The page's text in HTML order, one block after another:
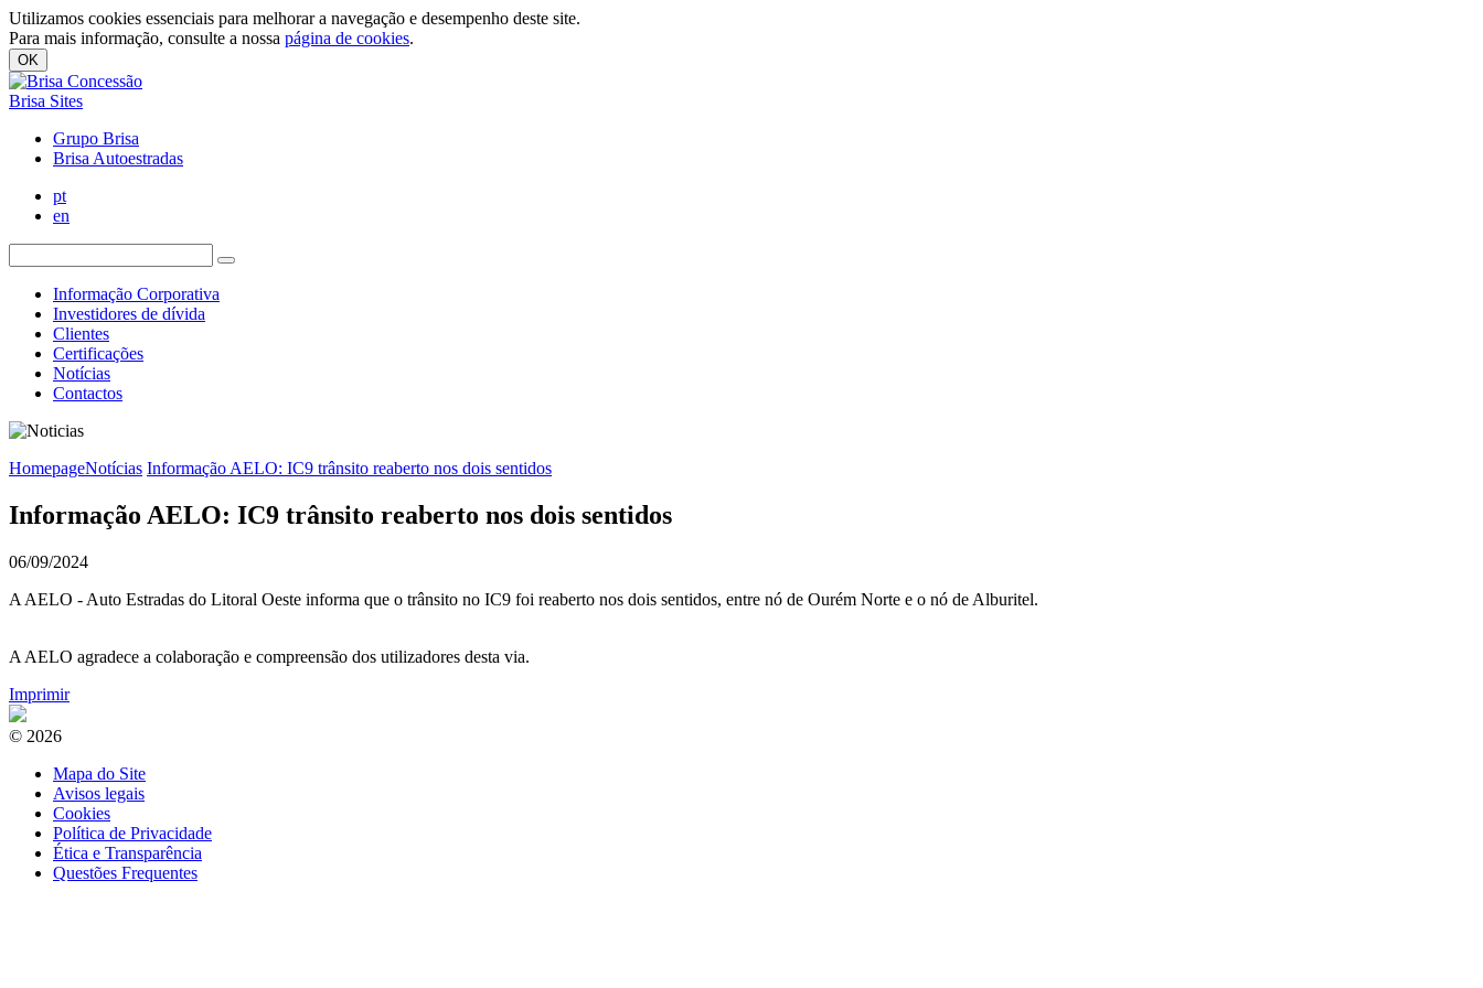
Utilizamos cookies essenciais para melhorar a navegação e desempenho deste site.
Para mais informação, consulte a nossa página de cookies.
OK
Brisa Sites
Grupo Brisa
Brisa Autoestradas
pt
en
Informação Corporativa
Investidores de dívida
Clientes
Certificações
Notícias
Contactos
HomepageNotícias Informação AELO: IC9 trânsito reaberto nos dois sentidos
Informação AELO: IC9 trânsito reaberto nos dois sentidos
06/09/2024
A AELO - Auto Estradas do Litoral Oeste informa que o trânsito no IC9 foi reaberto nos dois sentidos, entre nó de Ourém Norte e o nó de Alburitel.
A AELO agradece a colaboração e compreensão dos utilizadores desta via.
Imprimir
© 2026
Mapa do Site
Avisos legais
Cookies
Política de Privacidade
Ética e Transparência
Questões Frequentes